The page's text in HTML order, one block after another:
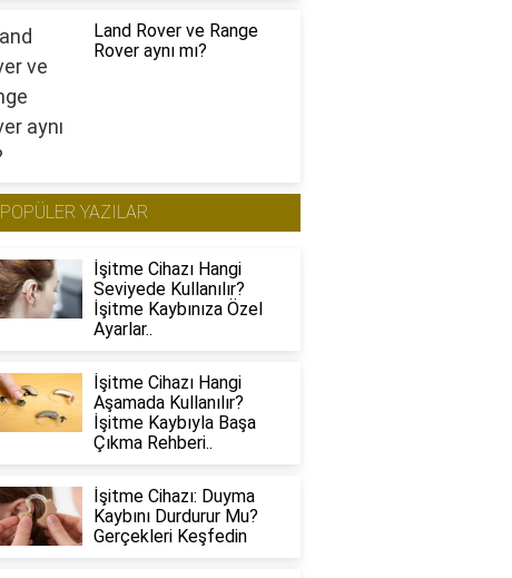
Land Rover ve Range
Rover aynı mı?
POPÜLER YAZILAR
İşitme Cihazı Hangi
Seviyede Kullanılır?
İşitme Kaybınıza Özel
Ayarlar..
İşitme Cihazı Hangi
Aşamada Kullanılır?
İşitme Kaybıyla Başa
Çıkma Rehberi..
İşitme Cihazı: Duyma
Kaybını Durdurur Mu?
Gerçekleri Keşfedin